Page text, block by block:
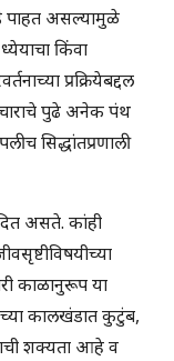
पाहत असल्यामुळे
किंवा
प्रक्रियेबद्दल
पुढे अनेक पंथ
सिद्धांतप्रणाली
असते. कांही
काळानुरूप या
कालखंडात कुटुंब,
शक्यता आहे व